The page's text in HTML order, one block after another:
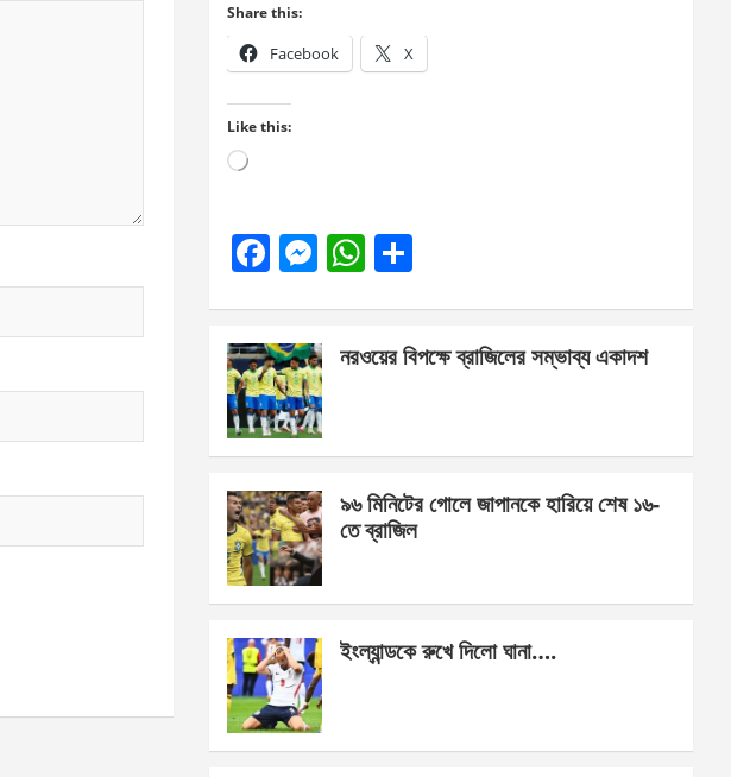
Share this:
Facebook X
Like this:
Loading…
F
b
o
o
k
M
n
g
er
W
s
e
নরওয়ের বিপক্ষে ব্রাজিলের সম্ভাব্য একাদশ
৯৬ মিনিটের গোলে জাপানকে হারিয়ে শেষ ১৬-
তে ব্রাজিল
ইংল্যান্ডকে রুখে দিলো ঘানা….